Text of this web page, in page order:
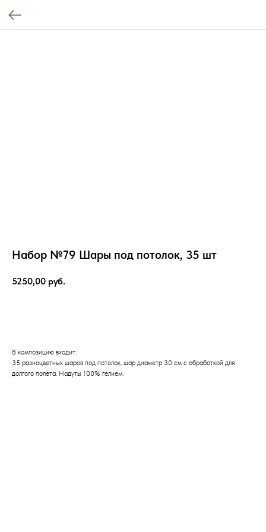
Набор №79 Шары под потолок, 35 шт
5250,00 руб.
В композицию входит:
35 разноцветных шаров под потолок, шар диаметр 30 см с обработкой для
долгого полета. Надуты 100% гелием.